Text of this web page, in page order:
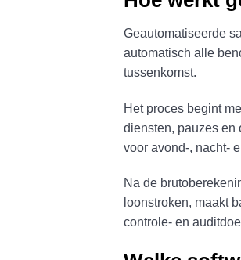
Geautomatiseerde
automatisch alle
tussenkomst.
Het proces begint
diensten, pauzes en
voor avond-, nacht-
Na de
loonstroken, maakt
controle- en